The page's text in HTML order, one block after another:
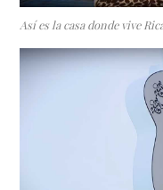
Así es la casa donde vive